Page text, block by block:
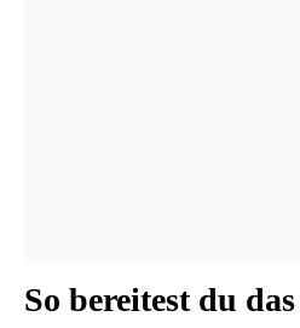
So bereitest du